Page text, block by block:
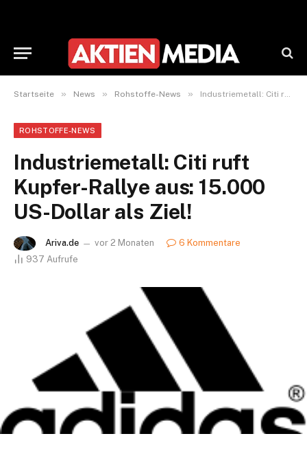
Startseite » News » Rohstoffe-News » Industriemetall: Citi ruft Kupfer-Rallye aus: 15.000 US-Dollar als Ziel!
ROHSTOFFE-NEWS
Industriemetall: Citi ruft
Kupfer-Rallye aus: 15.000
US-Dollar als Ziel!
Ariva.de vor 2 Monaten
6 Kommentare
937 Aufrufe